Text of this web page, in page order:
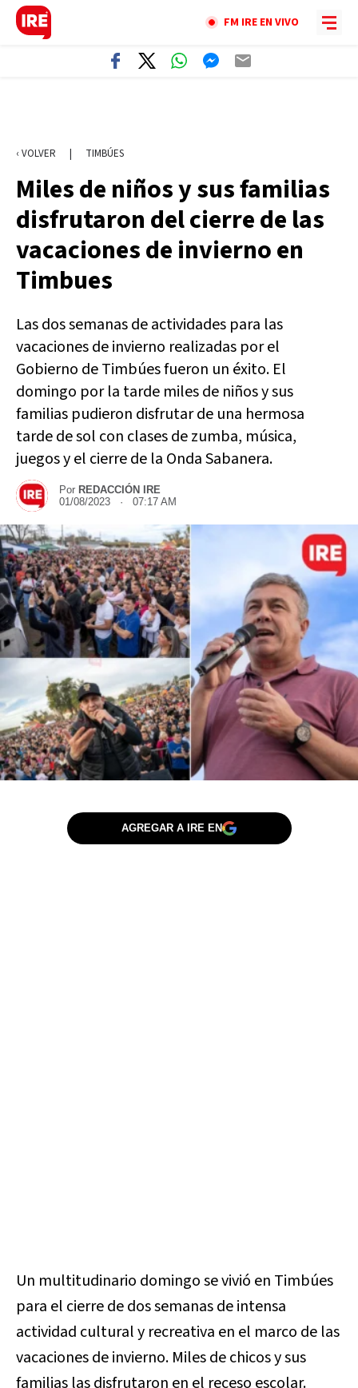
FM IRE EN VIVO
‹ VOLVER | TIMBÚES
Miles de niños y sus familias
disfrutaron del cierre de las
vacaciones de invierno en
Timbues
Las dos semanas de actividades para las
vacaciones de invierno realizadas por el
Gobierno de Timbúes fueron un éxito. El
domingo por la tarde miles de niños y sus
familias pudieron disfrutar de una hermosa
tarde de sol con clases de zumba, música,
juegos y el cierre de la Onda Sabanera.
Por REDACCIÓN IRE
01/08/2023 · 07:17 AM
AGREGAR A IRE EN
Un multitudinario domingo se vivió en Timbúes
para el cierre de dos semanas de intensa
actividad cultural y recreativa en el marco de las
vacaciones de invierno. Miles de chicos y sus
familias las disfrutaron en el receso escolar.